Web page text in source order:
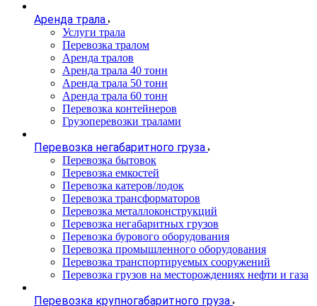
Аренда трала
Услуги трала
Перевозка тралом
Аренда тралов
Аренда трала 40 тонн
Аренда трала 50 тонн
Аренда трала 60 тонн
Перевозка контейнеров
Грузоперевозки тралами
Перевозка негабаритного груза
Перевозка бытовок
Перевозка емкостей
Перевозка катеров/лодок
Перевозка трансформаторов
Перевозка металлоконструкций
Перевозка негабаритных грузов
Перевозка бурового оборудования
Перевозка промышленного оборудования
Перевозка транспортируемых сооружений
Перевозка грузов на месторождениях нефти и газа
Перевозка крупногабаритного груза